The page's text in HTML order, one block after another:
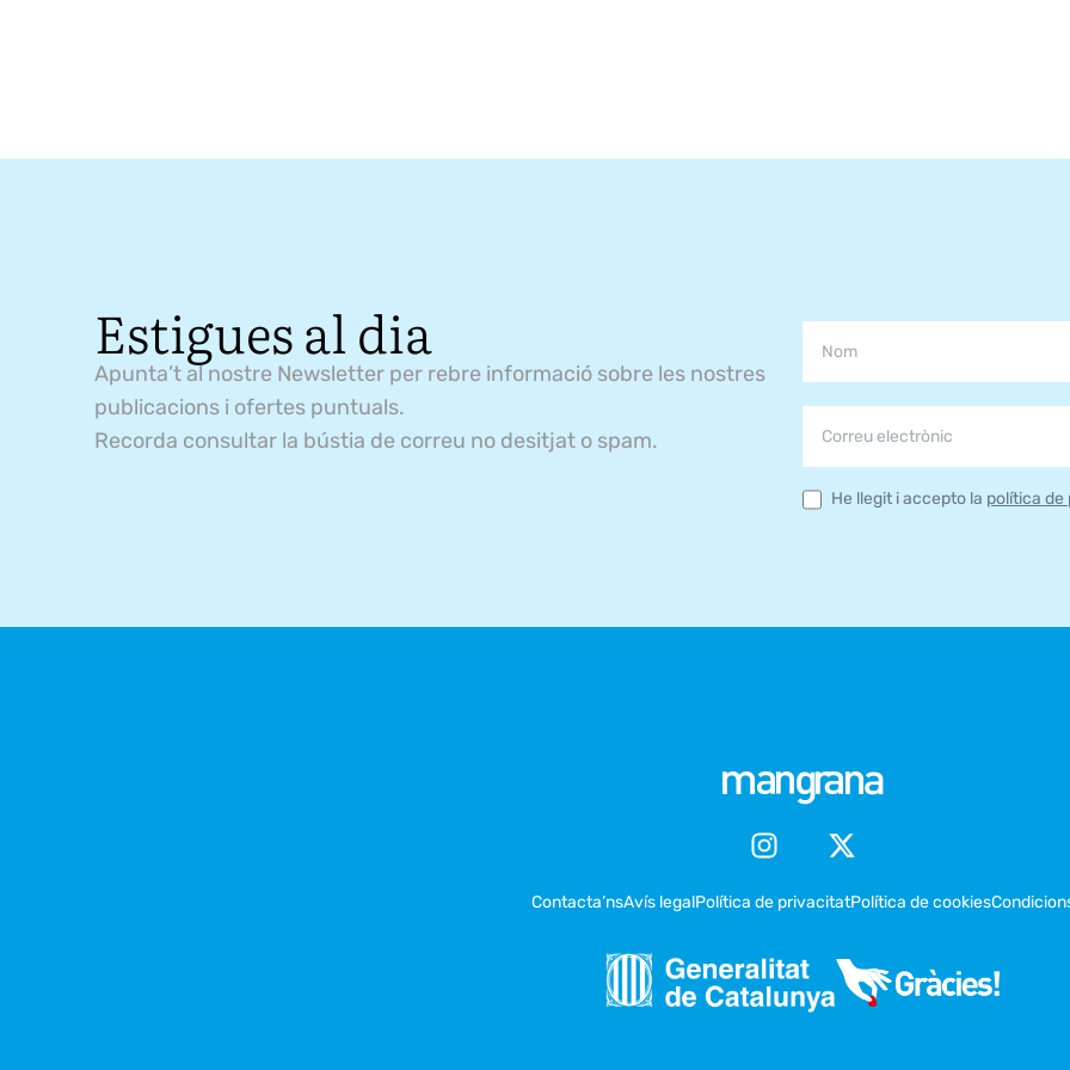
Estigues al dia
Apunta’t al nostre Newsletter per rebre informació sobre les nostres
publicacions i ofertes puntuals.
Recorda consultar la bústia de correu no desitjat o spam.
He llegit i accepto la política
Contacta’nsAvís legalPolítica de privacitatPolítica de cookies